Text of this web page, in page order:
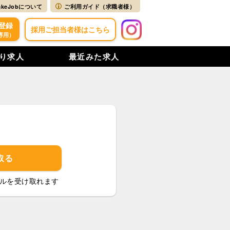
について ご利用ガイド（求職者様）
録
）
採用ご担当者様はこちら
求人 最近みた求人
る
を受け取れます